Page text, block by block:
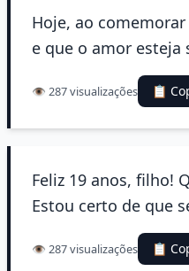
Hoje, ao
e que o amor esteja
👁️ 287 visualizações 📋
Feliz 19 anos, filho!
Estou certo de que
👁️ 287 visualizações 📋